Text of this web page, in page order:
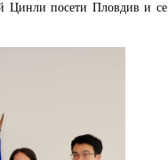
Цинли посети Пловдив и се